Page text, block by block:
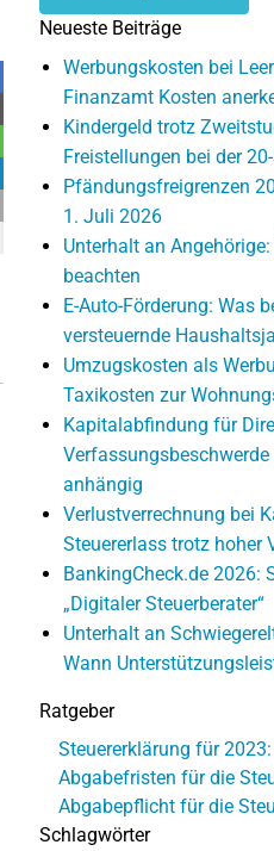
Neueste Beiträge
Werbungskosten bei
Finanzamt Kosten
Kindergeld trotz
Freistellungen bei der
Pfändungsfreigrenzen
1. Juli 2026
Unterhalt an
beachten
E-Auto-Förderung: Was
versteuernde
Umzugskosten als
Taxikosten zur
Kapitalabfindung für
anhängig
Verlustverrechnung bei
Steuererlass trotz hoher
BankingCheck.de 2026:
„Digitaler Steuerberater“
Unterhalt an
Wann
Ratgeber
Steuererklärung für
Abgabefristen für die
Abgabepflicht für die
Schlagwörter